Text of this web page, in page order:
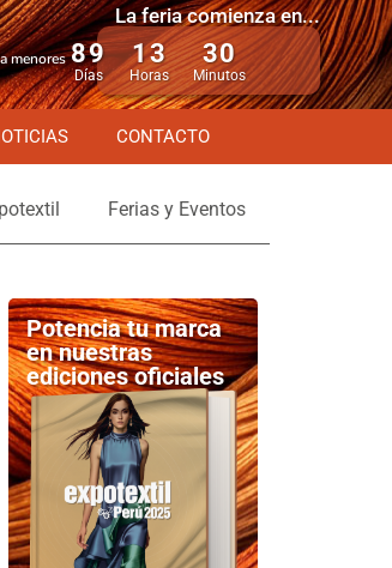
menores
La feria comienza en...
89
Días
13
Horas
30
Minutos
CONTACTO
Ferias y Eventos
Potencia tu marca
en nuestras
ediciones oficiales